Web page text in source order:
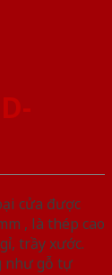
cửa được
, là thép cao
trầy xước.
như gỗ tự